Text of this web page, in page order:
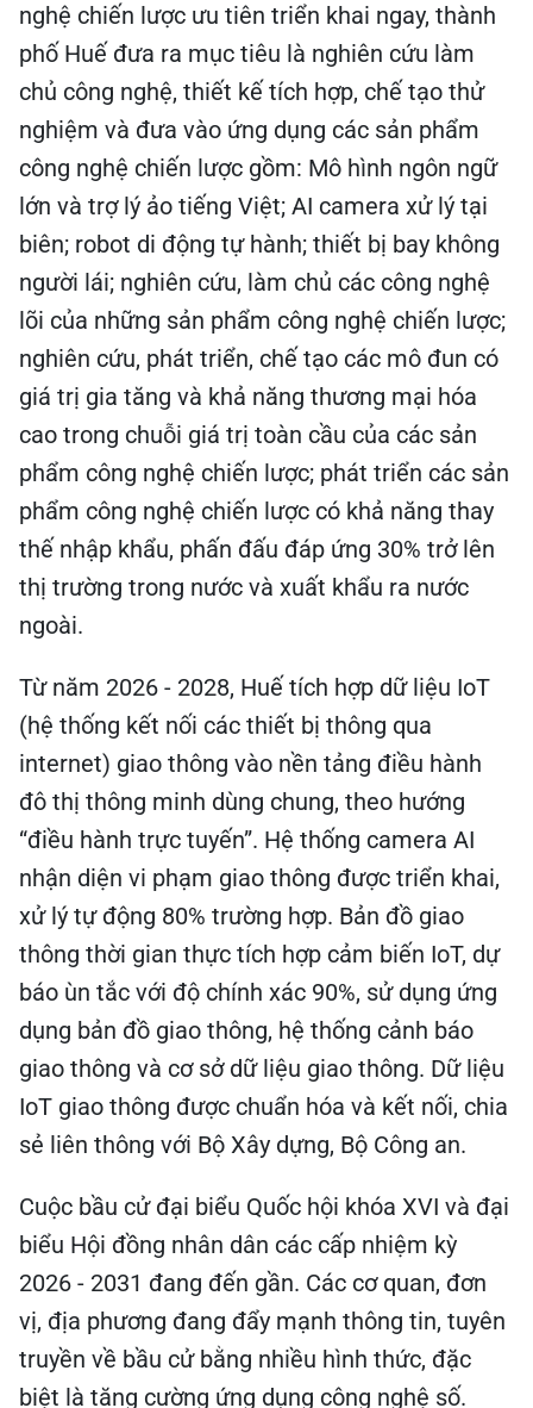
nghệ chiến lược ưu tiên triển khai ngay, thành
phố Huế đưa ra mục tiêu là nghiên cứu làm
chủ công nghệ, thiết kế tích hợp, chế tạo thử
nghiệm và đưa vào ứng dụng các sản phẩm
công nghệ chiến lược gồm: Mô hình ngôn ngữ
lớn và trợ lý ảo tiếng Việt; AI camera xử lý tại
biên; robot di động tự hành; thiết bị bay không
người lái; nghiên cứu, làm chủ các công nghệ
lõi của những sản phẩm công nghệ chiến lược;
nghiên cứu, phát triển, chế tạo các mô đun có
giá trị gia tăng và khả năng thương mại hóa
cao trong chuỗi giá trị toàn cầu của các sản
phẩm công nghệ chiến lược; phát triển các sản
phẩm công nghệ chiến lược có khả năng thay
thế nhập khẩu, phấn đấu đáp ứng 30% trở lên
thị trường trong nước và xuất khẩu ra nước
ngoài.
Từ năm 2026 - 2028, Huế tích hợp dữ liệu IoT
(hệ thống kết nối các thiết bị thông qua
internet) giao thông vào nền tảng điều hành
đô thị thông minh dùng chung, theo hướng
“điều hành trực tuyến”. Hệ thống camera AI
nhận diện vi phạm giao thông được triển khai,
xử lý tự động 80% trường hợp. Bản đồ giao
thông thời gian thực tích hợp cảm biến IoT, dự
báo ùn tắc với độ chính xác 90%, sử dụng ứng
dụng bản đồ giao thông, hệ thống cảnh báo
giao thông và cơ sở dữ liệu giao thông. Dữ liệu
IoT giao thông được chuẩn hóa và kết nối, chia
sẻ liên thông với Bộ Xây dựng, Bộ Công an.
Cuộc bầu cử đại biểu Quốc hội khóa XVI và đại
biểu Hội đồng nhân dân các cấp nhiệm kỳ
2026 - 2031 đang đến gần. Các cơ quan, đơn
vị, địa phương đang đẩy mạnh thông tin, tuyên
truyền về bầu cử bằng nhiều hình thức, đặc
biệt là tăng cường ứng dụng công nghệ số.